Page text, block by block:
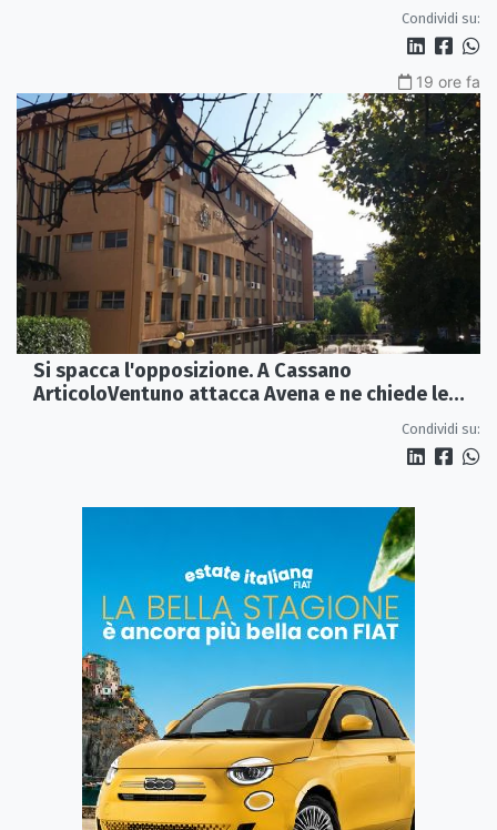
Condividi su:
19 ore fa
Si spacca l'opposizione. A Cassano
ArticoloVentuno attacca Avena e ne chiede le
Condividi su: